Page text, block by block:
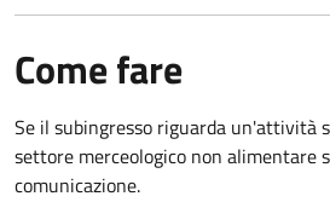
Come fare
Se il subingresso riguarda un'attività
settore merceologico non alimentare
comunicazione.